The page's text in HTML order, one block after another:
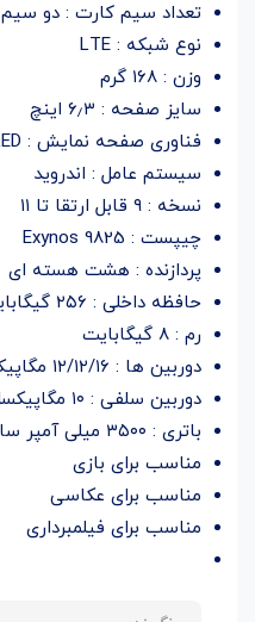
تعداد سیم کارت : دو سیم
نوع شبکه : LTE
وزن : ۱۶۸ گرم
سایز صفحه : ۶٫۳ اینچ
فناوری صفحه نمایش : Dynamic AMOLED
سیستم عامل : اندروید
نسخه : ۹ قابل ارتقا تا ۱۱
چیپست : Exynos 9825
پردازنده : هشت هسته ای
حافظه داخلی : ۲۵۶ گیگابایت
رم : ۸ گیگابایت
دوربین ها : ۱۲/۱۲/۱۶ مگاپیکسل
دوربین سلفی : ۱۰ مگاپیکسل
باتری : ۳۵۰۰ میلی آمپر ساعت
مناسب برای بازی
مناسب برای عکاسی
مناسب برای فیلمبرداری